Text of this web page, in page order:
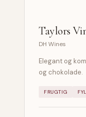
Taylors
DH Wines
Elegant og
og chokolade.
FRUGTIG